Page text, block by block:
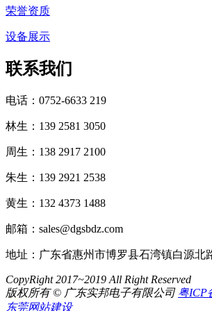
荣誉资质
设备展示
联系我们
电话：0752-6633 219
林生：139 2581 3050
周生：138 2917 2100
朱生：139 2921 2538
黄生：132 4373 1488
邮箱：sales@dgsbdz.com
地址：广东省惠州市博罗县石湾镇白源北
CopyRight 2017~2019 All Right Reserved
版权所有 © 广东实邦电子有限公司 粤ICP
东莞网站建设